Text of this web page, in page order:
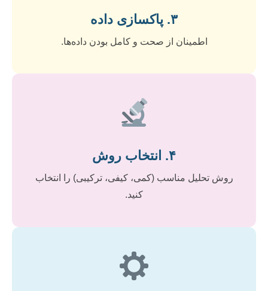
۳. پاکسازی داده
اطمینان از صحت و کامل بودن داده‌ها.
۴. انتخاب روش
روش تحلیل مناسب (کمی، کیفی، ترکیبی) را انتخاب
کنید.